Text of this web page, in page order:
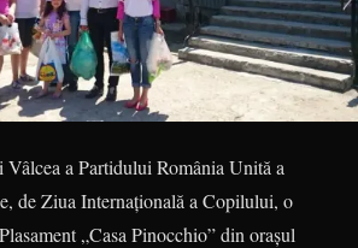
a Partidului România Unită a
de Ziua Internaţională a Copilului, o
„Casa Pinocchio” din oraşul